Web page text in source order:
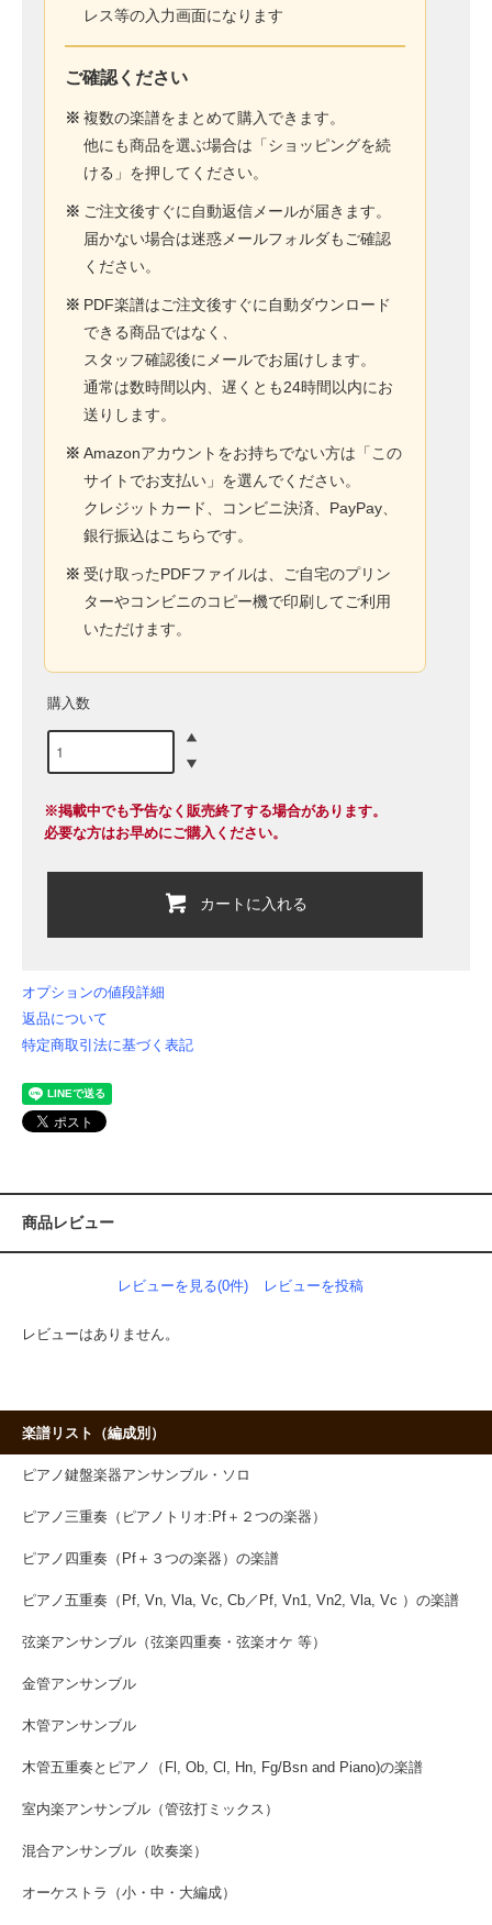
レス等の入力画面になります
ご確認ください
※ 複数の楽譜をまとめて購入できます。
他にも商品を選ぶ場合は「ショッピングを続
ける」を押してください。
※ ご注文後すぐに自動返信メールが届きます。
届かない場合は迷惑メールフォルダもご確認
ください。
※ PDF楽譜はご注文後すぐに自動ダウンロード
できる商品ではなく、
スタッフ確認後にメールでお届けします。
通常は数時間以内、遅くとも24時間以内にお
送りします。
※ Amazonアカウントをお持ちでない方は「この
サイトでお支払い」を選んでください。
クレジットカード、コンビニ決済、PayPay、
銀行振込はこちらです。
※ 受け取ったPDFファイルは、ご自宅のプリン
ターやコンビニのコピー機で印刷してご利用
いただけます。
購入数
※掲載中でも予告なく販売終了する場合があります。
必要な方はお早めにご購入ください。
カートに入れる
オプションの値段詳細
返品について
特定商取引法に基づく表記
商品レビュー
レビューを見る(0件) レビューを投稿
レビューはありません。
楽譜リスト（編成別）
ピアノ鍵盤楽器アンサンブル・ソロ
ピアノ三重奏（ピアノトリオ:Pf＋２つの楽器）
ピアノ四重奏（Pf＋３つの楽器）の楽譜
ピアノ五重奏（Pf, Vn, Vla, Vc, Cb／Pf, Vn1, Vn2, Vla, Vc ）の楽譜
弦楽アンサンブル（弦楽四重奏・弦楽オケ 等）
金管アンサンブル
木管アンサンブル
木管五重奏とピアノ（Fl, Ob, Cl, Hn, Fg/Bsn and Piano)の楽譜
室内楽アンサンブル（管弦打ミックス）
混合アンサンブル（吹奏楽）
オーケストラ（小・中・大編成）